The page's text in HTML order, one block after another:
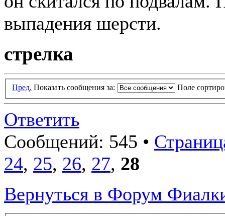
выпадения шерсти.
стрелка
Пред. Показать сообщения за: Поле
Ответить
Сообщений: 545 •
24, 25, 26, 27, 28
Вернуться в Форум